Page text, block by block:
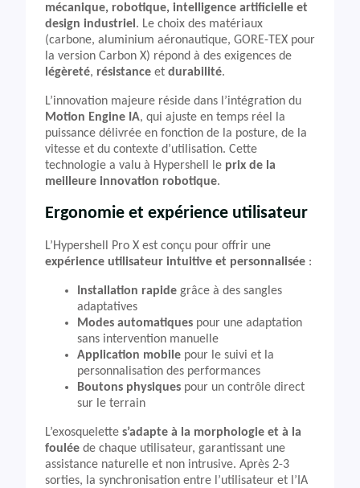
mécanique, robotique, intelligence artificielle et
design industriel . Le choix des matériaux
(carbone, aluminium aéronautique, GORE-TEX pour
la version Carbon X) répond à des exigences de
légèreté, résistance et durabilité.
L’innovation majeure réside dans l’intégration du
Motion Engine IA, qui ajuste en temps réel la
puissance délivrée en fonction de la posture, de la
vitesse et du contexte d’utilisation. Cette
technologie a valu à Hypershell le prix de la
meilleure innovation robotique.
Ergonomie et expérience utilisateur
L’Hypershell Pro X est conçu pour offrir une
expérience utilisateur intuitive et personnalisée :
Installation rapide grâce à des sangles
adaptatives
Modes automatiques pour une adaptation
sans intervention manuelle
Application mobile pour le suivi et la
personnalisation des performances
Boutons physiques pour un contrôle direct
sur le terrain
L’exosquelette s’adapte à la morphologie et à la
foulée de chaque utilisateur, garantissant une
assistance naturelle et non intrusive. Après 2-3
sorties, la synchronisation entre l’utilisateur et l’IA